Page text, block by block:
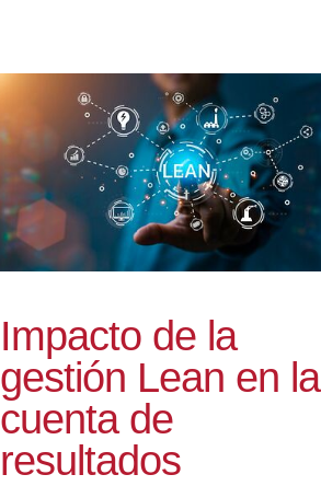
Impacto de la
gestión Lean en la
cuenta de
resultados